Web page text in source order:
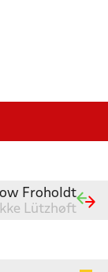
Froholdt
Lützhøft